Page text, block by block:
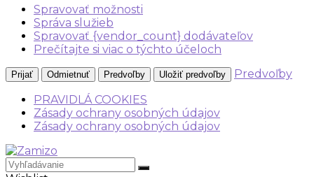
Spravovať možnosti
Správa služieb
Spravovať {vendor_count} dodávateľov
Prečítajte si viac o týchto účeloch
Prijať Odmietnuť Predvoľby Uložiť predvoľby
Predvoľby
PRAVIDLÁ COOKIES
Zásady ochrany osobných údajov
Zásady ochrany osobných údajov